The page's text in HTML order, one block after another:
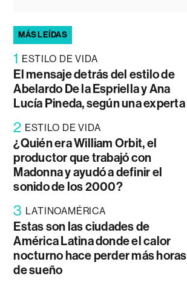
MÁS LEÍDAS
1 ESTILO DE VIDA
El mensaje detrás del estilo de
Abelardo De la Espriella y Ana
Lucía Pineda, según una experta
2 ESTILO DE VIDA
¿Quién era William Orbit, el
productor que trabajó con
Madonna y ayudó a definir el
sonido de los 2000?
3 LATINOAMÉRICA
Estas son las ciudades de
América Latina donde el calor
nocturno hace perder más horas
de sueño